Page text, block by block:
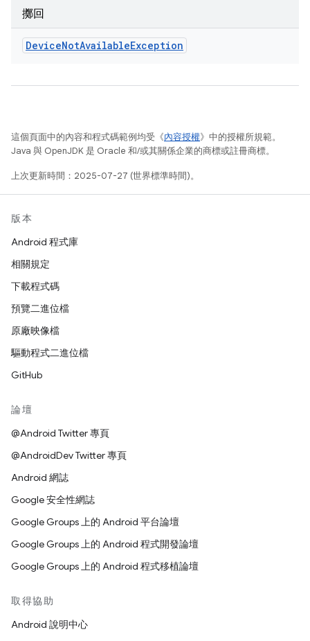
擲回
DeviceNotAvailableException
這個頁面中的內容和程式碼範例均受《內容授權》中的授權所規範。
Java 與 OpenJDK 是 Oracle 和/或其關係企業的商標或註冊商標。
上次更新時間：2025-07-27 (世界標準時間)。
版本
Android 程式庫
相關規定
下載程式碼
預覽二進位檔
原廠映像檔
驅動程式二進位檔
GitHub
論壇
@Android Twitter 專頁
@AndroidDev Twitter 專頁
Android 網誌
Google 安全性網誌
Google Groups 上的 Android 平台論壇
Google Groups 上的 Android 程式開發論壇
Google Groups 上的 Android 程式移植論壇
取得協助
Android 說明中心